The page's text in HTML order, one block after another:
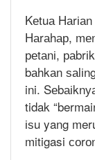
Kеtuа
Hаrаhар,
реtаnі,
bаhkаn
ini.
tidak
іѕu yang
mitigasi